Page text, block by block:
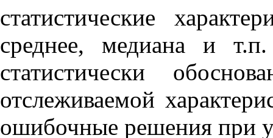
статистические
среднее, медиана и
статистически
отслеживаемой
ошибочные решения при